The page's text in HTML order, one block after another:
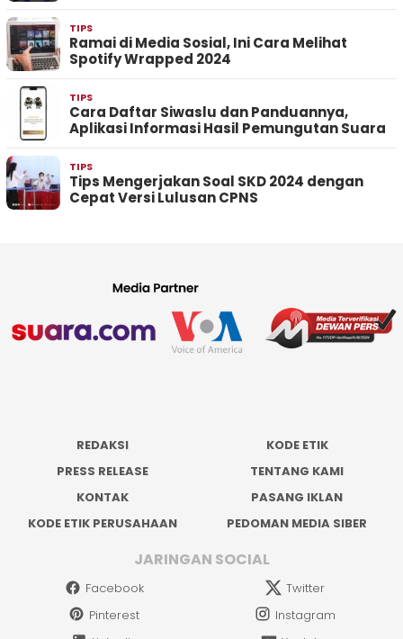
TIPS
Ramai di Media Sosial, Ini Cara Melihat
Spotify Wrapped 2024
TIPS
Cara Daftar Siwaslu dan Panduannya,
Aplikasi Informasi Hasil Pemungutan Suara
TIPS
Tips Mengerjakan Soal SKD 2024 dengan
Cepat Versi Lulusan CPNS
REDAKSI
KODE ETIK
PRESS RELEASE
TENTANG KAMI
KONTAK
PASANG IKLAN
KODE ETIK PERUSAHAAN
PEDOMAN MEDIA SIBER
JARINGAN SOCIAL
Facebook
Twitter
Pinterest
Instagram